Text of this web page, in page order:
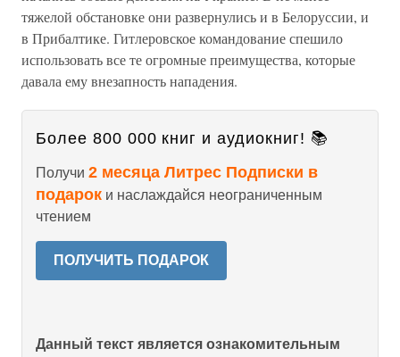
тяжелой обстановке они развернулись и в Белоруссии, и
в Прибалтике. Гитлеровское командование спешило
использовать все те огромные преимущества, которые
давала ему внезапность нападения.
Более 800 000 книг и аудиокниг! 📚
Получи 2 месяца Литрес Подписки в
подарок и наслаждайся неограниченным
чтением
ПОЛУЧИТЬ ПОДАРОК
Данный текст является ознакомительным